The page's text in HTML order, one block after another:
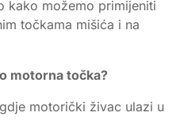
kako možemo primijeniti
točkama mišića i na
motorna točka?
motorički živac ulazi u